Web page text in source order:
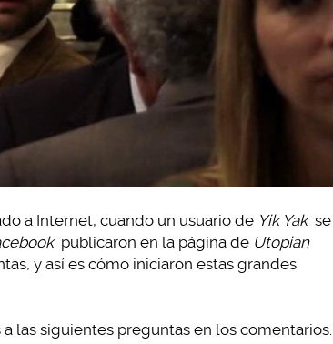
a Internet, cuando un usuario de Yik Yak se
publicaron en la página de Utopian
y así es cómo iniciaron estas grandes
las siguientes preguntas en los comentarios.